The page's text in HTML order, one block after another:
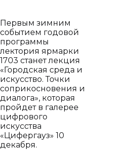
Первым зимним
событием годовой
программы
лектория ярмарки
1703 станет лекция
«Городская среда и
искусство. Точки
соприкосновения и
диалога», которая
пройдет в галерее
цифрового
искусства
«Цифергауз» 10
декабря.